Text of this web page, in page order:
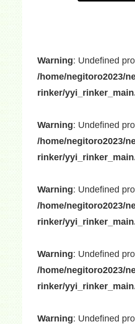
Warning: Undefined
/home/negitoro2023/
rinker/
Warning: Undefined
/home/negitoro2023/
rinker/
Warning: Undefined
/home/negitoro2023/
rinker/
Warning: Undefined
/home/negitoro2023/
rinker/
Warning: Undefined